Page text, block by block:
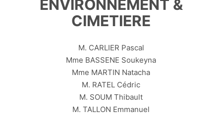
ENVIRONNEMENT &
CIMETIERE
M. CARLIER Pascal
Mme BASSENE Soukeyna
Mme MARTIN Natacha
M. RATEL Cédric
M. SOUM Thibault
M. TALLON Emmanuel